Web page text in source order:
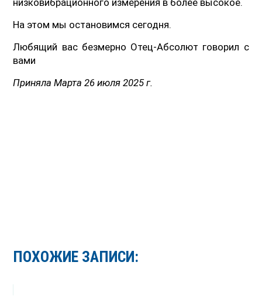
На этом мы остановимся сегодня.
Любящий вас безмерно Отец-Абсолют говорил с
вами
Приняла Марта 26 июля 2025 г.
ПОХОЖИЕ ЗАПИСИ: